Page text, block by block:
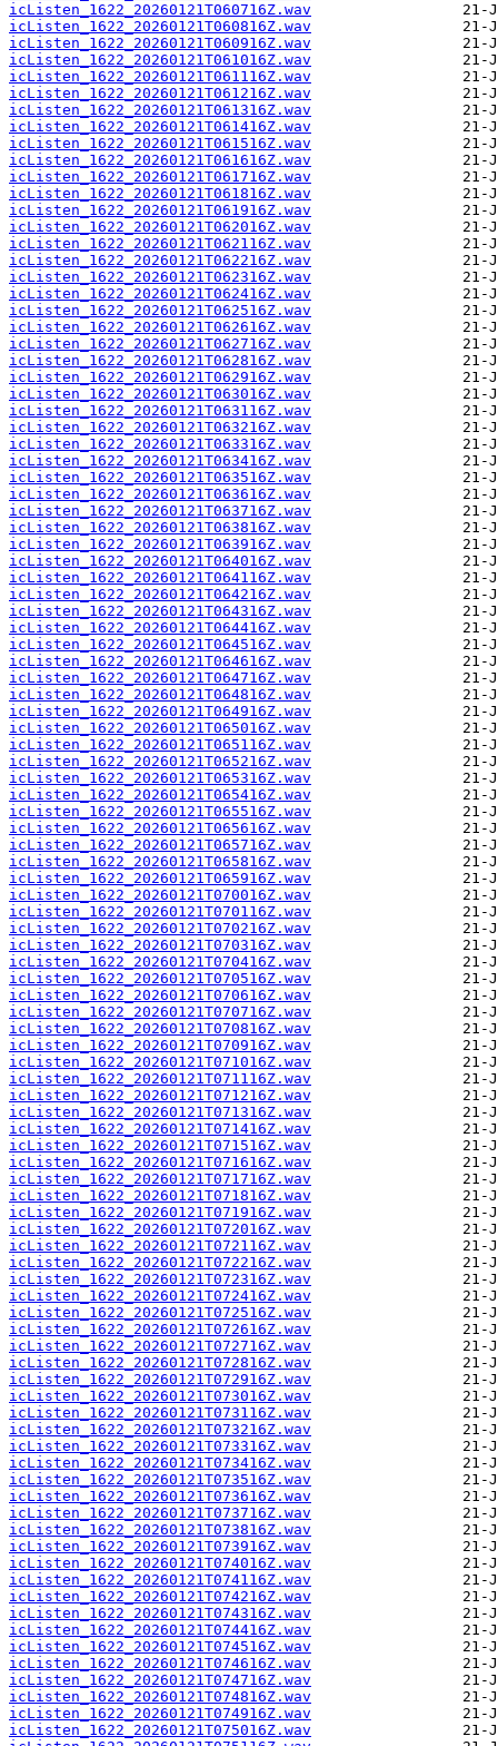
icListen_1622_20260121T060716Z.wav
icListen_1622_20260121T060816Z.wav
icListen_1622_20260121T060916Z.wav
icListen_1622_20260121T061016Z.wav
icListen_1622_20260121T061116Z.wav
icListen_1622_20260121T061216Z.wav
icListen_1622_20260121T061316Z.wav
icListen_1622_20260121T061416Z.wav
icListen_1622_20260121T061516Z.wav
icListen_1622_20260121T061616Z.wav
icListen_1622_20260121T061716Z.wav
icListen_1622_20260121T061816Z.wav
icListen_1622_20260121T061916Z.wav
icListen_1622_20260121T062016Z.wav
icListen_1622_20260121T062116Z.wav
icListen_1622_20260121T062216Z.wav
icListen_1622_20260121T062316Z.wav
icListen_1622_20260121T062416Z.wav
icListen_1622_20260121T062516Z.wav
icListen_1622_20260121T062616Z.wav
icListen_1622_20260121T062716Z.wav
icListen_1622_20260121T062816Z.wav
icListen_1622_20260121T062916Z.wav
icListen_1622_20260121T063016Z.wav
icListen_1622_20260121T063116Z.wav
icListen_1622_20260121T063216Z.wav
icListen_1622_20260121T063316Z.wav
icListen_1622_20260121T063416Z.wav
icListen_1622_20260121T063516Z.wav
icListen_1622_20260121T063616Z.wav
icListen_1622_20260121T063716Z.wav
icListen_1622_20260121T063816Z.wav
icListen_1622_20260121T063916Z.wav
icListen_1622_20260121T064016Z.wav
icListen_1622_20260121T064116Z.wav
icListen_1622_20260121T064216Z.wav
icListen_1622_20260121T064316Z.wav
icListen_1622_20260121T064416Z.wav
icListen_1622_20260121T064516Z.wav
icListen_1622_20260121T064616Z.wav
icListen_1622_20260121T064716Z.wav
icListen_1622_20260121T064816Z.wav
icListen_1622_20260121T064916Z.wav
icListen_1622_20260121T065016Z.wav
icListen_1622_20260121T065116Z.wav
icListen_1622_20260121T065216Z.wav
icListen_1622_20260121T065316Z.wav
icListen_1622_20260121T065416Z.wav
icListen_1622_20260121T065516Z.wav
icListen_1622_20260121T065616Z.wav
icListen_1622_20260121T065716Z.wav
icListen_1622_20260121T065816Z.wav
icListen_1622_20260121T065916Z.wav
icListen_1622_20260121T070016Z.wav
icListen_1622_20260121T070116Z.wav
icListen_1622_20260121T070216Z.wav
icListen_1622_20260121T070316Z.wav
icListen_1622_20260121T070416Z.wav
icListen_1622_20260121T070516Z.wav
icListen_1622_20260121T070616Z.wav
icListen_1622_20260121T070716Z.wav
icListen_1622_20260121T070816Z.wav
icListen_1622_20260121T070916Z.wav
icListen_1622_20260121T071016Z.wav
icListen_1622_20260121T071116Z.wav
icListen_1622_20260121T071216Z.wav
icListen_1622_20260121T071316Z.wav
icListen_1622_20260121T071416Z.wav
icListen_1622_20260121T071516Z.wav
icListen_1622_20260121T071616Z.wav
icListen_1622_20260121T071716Z.wav
icListen_1622_20260121T071816Z.wav
icListen_1622_20260121T071916Z.wav
icListen_1622_20260121T072016Z.wav
icListen_1622_20260121T072116Z.wav
icListen_1622_20260121T072216Z.wav
icListen_1622_20260121T072316Z.wav
icListen_1622_20260121T072416Z.wav
icListen_1622_20260121T072516Z.wav
icListen_1622_20260121T072616Z.wav
icListen_1622_20260121T072716Z.wav
icListen_1622_20260121T072816Z.wav
icListen_1622_20260121T072916Z.wav
icListen_1622_20260121T073016Z.wav
icListen_1622_20260121T073116Z.wav
icListen_1622_20260121T073216Z.wav
icListen_1622_20260121T073316Z.wav
icListen_1622_20260121T073416Z.wav
icListen_1622_20260121T073516Z.wav
icListen_1622_20260121T073616Z.wav
icListen_1622_20260121T073716Z.wav
icListen_1622_20260121T073816Z.wav
icListen_1622_20260121T073916Z.wav
icListen_1622_20260121T074016Z.wav
icListen_1622_20260121T074116Z.wav
icListen_1622_20260121T074216Z.wav
icListen_1622_20260121T074316Z.wav
icListen_1622_20260121T074416Z.wav
icListen_1622_20260121T074516Z.wav
icListen_1622_20260121T074616Z.wav
icListen_1622_20260121T074716Z.wav
icListen_1622_20260121T074816Z.wav
icListen_1622_20260121T074916Z.wav
icListen_1622_20260121T075016Z.wav